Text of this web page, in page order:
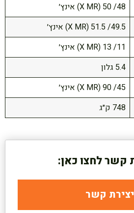
48/ 50 (X MR) אינץ׳
49.5/ 51.5 (X MR) אינץ׳
11/ 13 (X MR) אינץ׳
5.4 גלון
45/ 90 (X MR) אינץ׳
748 ק״ג
קשר לחצו כאן:
יצירת קשר